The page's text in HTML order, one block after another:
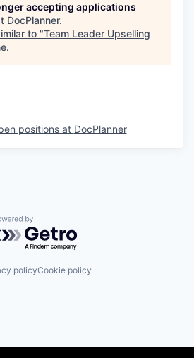
accepting applications
DocPlanner.
to "Team Leader Upselling
.
positions at DocPlanner
by Getro.com
policyCookie policy